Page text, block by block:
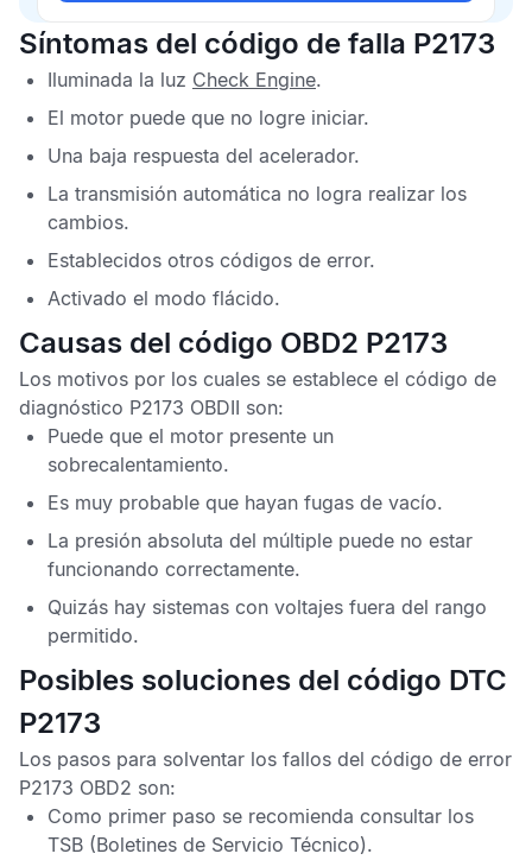
Síntomas del código de falla P2173
Iluminada la luz Check Engine.
El motor puede que no logre iniciar.
Una baja respuesta del acelerador.
La transmisión automática no logra realizar los
cambios.
Establecidos otros códigos de error.
Activado el modo flácido.
Causas del código OBD2 P2173
Los motivos por los cuales se establece el código de
diagnóstico P2173 OBDII son:
Puede que el motor presente un
sobrecalentamiento.
Es muy probable que hayan fugas de vacío.
La presión absoluta del múltiple puede no estar
funcionando correctamente.
Quizás hay sistemas con voltajes fuera del rango
permitido.
Posibles soluciones del código DTC
P2173
Los pasos para solventar los fallos del código de error
P2173 OBD2 son:
Como primer paso se recomienda consultar los
TSB (Boletines de Servicio Técnico).